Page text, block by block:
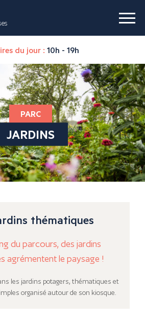
du jour : 10h - 19h
PARC
JARDINS
thématiques
du parcours, des jardins
agrémentent le paysage !
les jardins potagers, thématiques et
organisé autour de son kiosque.